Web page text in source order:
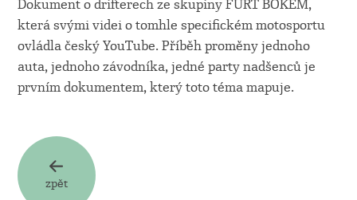
Dokument o drifterech ze skupiny FURT BOKEM,
která svými videi o tomhle specifickém motosportu
ovládla český YouTube. Příběh proměny jednoho
auta, jednoho závodníka, jedné party nadšenců je
prvním dokumentem, který toto téma mapuje.
zpět